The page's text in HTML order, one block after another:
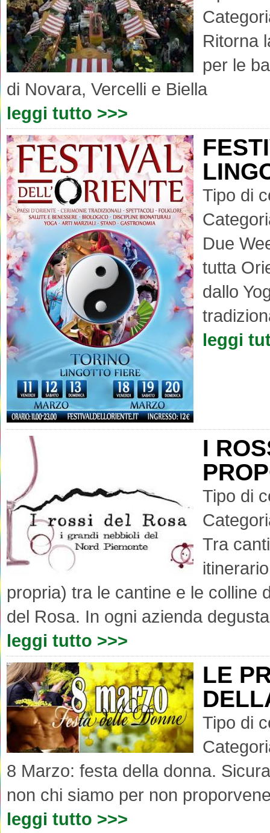
Ritorna
per le
di Novara, Vercelli e Biella
leggi tutto >>>
Tipo di
Due
tutta
dallo
leggi
I
Tipo di
Tra
propria) tra le cantine e le colline
del Rosa. In ogni azienda
leggi tutto >>>
LE
Tipo di
8 Marzo: festa della donna.
non chi siamo per non
leggi tutto >>>